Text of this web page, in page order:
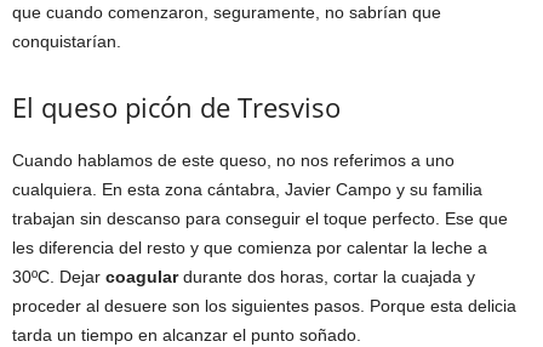
que cuando comenzaron, seguramente, no sabrían que
conquistarían.
El queso picón de Tresviso
Cuando hablamos de este queso, no nos referimos a uno
cualquiera. En esta zona cántabra, Javier Campo y su familia
trabajan sin descanso para conseguir el toque perfecto. Ese que
les diferencia del resto y que comienza por calentar la leche a
30ºC. Dejar coagulardurante dos horas, cortar la cuajada y
proceder al desuere son los siguientes pasos. Porque esta delicia
tarda un tiempo en alcanzar el punto soñado.